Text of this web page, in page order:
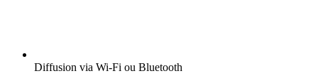
Diffusion via Wi-Fi ou Bluetooth